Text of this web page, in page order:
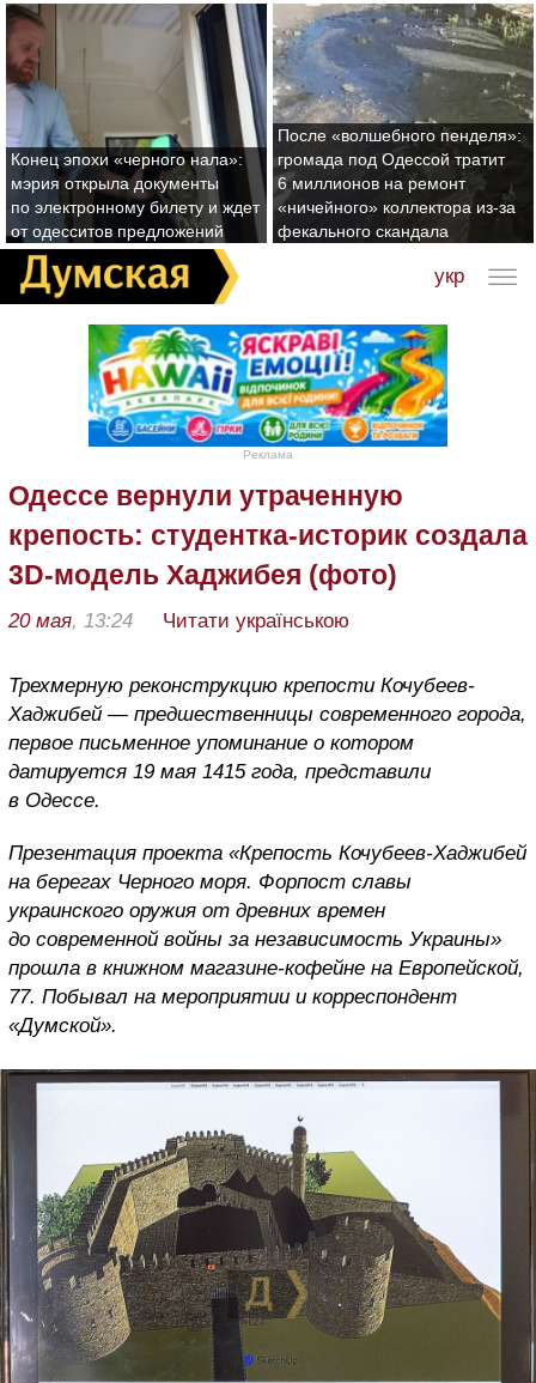
Конец эпохи «черного нала»:
мэрия открыла документы
по электронному билету и ждет
от одесситов предложений
После «волшебного пенделя»:
громада под Одессой тратит
6 миллионов на ремонт
«ничейного» коллектора из-за
фекального скандала
укр
Реклама
Одессе вернули утраченную
крепость: студентка-историк создала
3D-модель Хаджибея (фото)
20 мая, 13:24 Читати українською
Трехмерную реконструкцию крепости Кочубеев-
Хаджибей — предшественницы современного города,
первое письменное упоминание о котором
датируется 19 мая 1415 года, представили
в Одессе.
Презентация проекта «Крепость Кочубеев-Хаджибей
на берегах Черного моря. Форпост славы
украинского оружия от древних времен
до современной войны за независимость Украины»
прошла в книжном магазине-кофейне на Европейской,
77. Побывал на мероприятии и корреспондент
«Думской».